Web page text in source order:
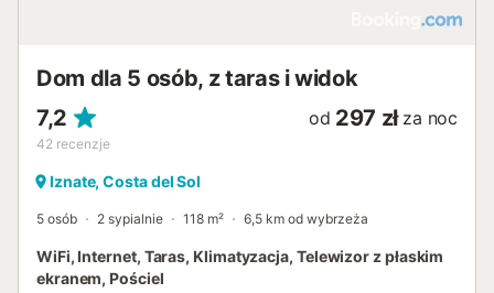
Dom dla 5 osób, z taras i widok
7,2
42 recenzje
od 297 zł za noc
Iznate, Costa del Sol
5 osób 2 sypialnie 118 m² 6,5 km od wybrzeża
WiFi, Internet, Taras, Klimatyzacja, Telewizor z płaskim
ekranem, Pościel